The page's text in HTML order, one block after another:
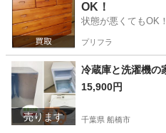
無料
OK！
状態が悪くてもOK
プリフラ
売ります
冷蔵庫と洗濯機の
15,900円
千葉県 船橋市